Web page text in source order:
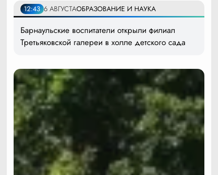
12:43 6 АВГУСТАОБРАЗОВАНИЕ И НАУКА
Барнаульские воспитатели открыли филиал
Третьяковской галереи в холле детского сада